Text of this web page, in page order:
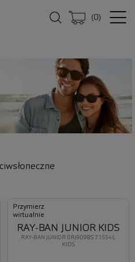
(0)
Przymierz
wirtualnie
RAY-BAN JUNIOR 0RJ9098S 71554L
KIDS
RAY-BAN JUNIOR KIDS